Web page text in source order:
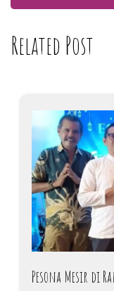
Related Post
Pesona Mesir di